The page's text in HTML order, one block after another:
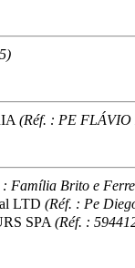
(Réf. : PE
: Família Brito e
LTD (Réf. : Pe
SPA (Réf. :